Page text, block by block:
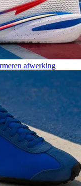
afwerking